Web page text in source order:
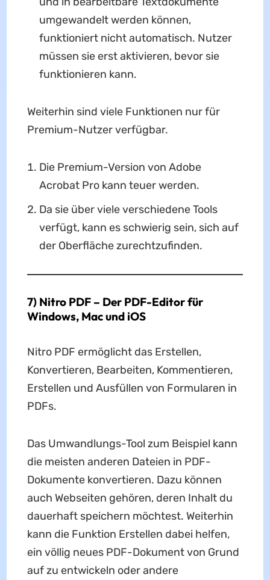
umgewandelt werden können,
funktioniert nicht automatisch. Nutzer
müssen sie erst aktivieren, bevor sie
funktionieren kann.
Weiterhin sind viele Funktionen nur für
Premium-Nutzer verfügbar.
Die Premium-Version von Adobe
Acrobat Pro kann teuer werden.
Da sie über viele verschiedene Tools
verfügt, kann es schwierig sein, sich auf
der Oberfläche zurechtzufinden.
7) Nitro PDF – Der PDF-Editor für
Windows, Mac und iOS
Nitro PDF ermöglicht das Erstellen,
Konvertieren, Bearbeiten, Kommentieren,
Erstellen und Ausfüllen von Formularen in
PDFs.
Das Umwandlungs-Tool zum Beispiel kann
die meisten anderen Dateien in PDF-
Dokumente konvertieren. Dazu können
auch Webseiten gehören, deren Inhalt du
dauerhaft speichern möchtest. Weiterhin
kann die Funktion Erstellen dabei helfen,
ein völlig neues PDF-Dokument von Grund
auf zu entwickeln oder andere